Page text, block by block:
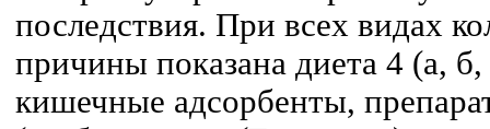
последствия. При всех видах
причины показана диета 4 (а,
кишечные адсорбенты,